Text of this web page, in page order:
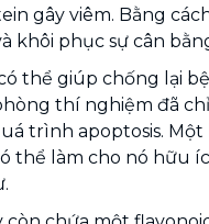
gây viêm. Bằng
khôi phục sự cân
thể giúp chống lại
thí nghiệm đã
trình apoptosis.
thể làm cho nó hữu